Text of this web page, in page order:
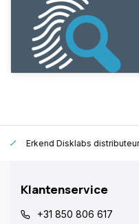
Erkend Disklabs distributeur in
Klantenservice
+31 850 806 617